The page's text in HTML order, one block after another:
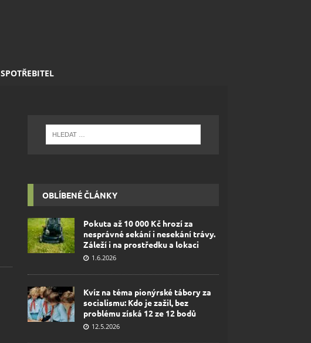
SPOTŘEBITEL
OBLÍBENÉ ČLÁNKY
Pokuta až 10 000 Kč hrozí za
nesprávné sekání i nesekání trávy.
Záleží i na prostředku a lokaci
1.6.2026
Kvíz na téma pionýrské tábory za
socialismu: Kdo je zažil, bez
problému získá 12 ze 12 bodů
12.5.2026